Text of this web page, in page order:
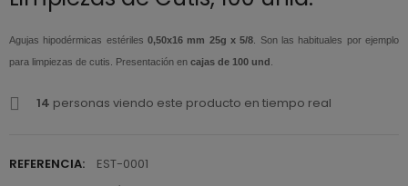
Agujas hipodérmicas estériles 0,50x16 mm 25g x 5/8 . Son las habituales por ejemplo
para limpiezas de cutis. Presentación en cajas de 100 und
14 personas viendo este producto en tiempo real
REFERENCIA:
EST-0001